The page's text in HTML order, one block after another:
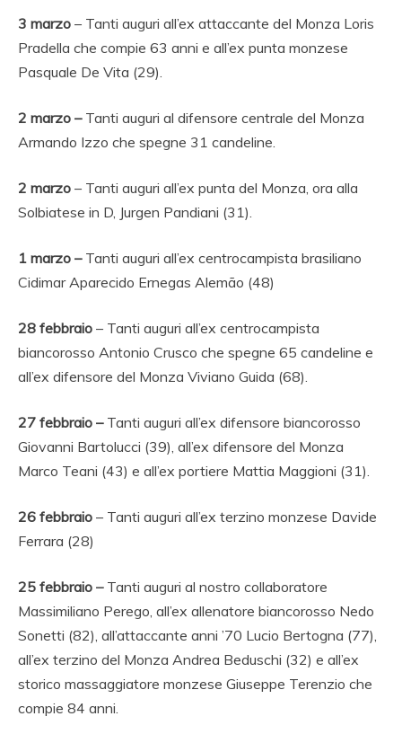
3 marzo – Tanti auguri all’ex attaccante del Monza Loris
Pradella che compie 63 anni e all’ex punta monzese
Pasquale De Vita (29).
2 marzo –Tanti auguri al difensore centrale del Monza
Armando Izzo che spegne 31 candeline.
2 marzo – Tanti auguri all’ex punta del Monza, ora alla
Solbiatese in D, Jurgen Pandiani (31).
1 marzo –Tanti auguri all’ex centrocampista brasiliano
Cidimar Aparecido Ernegas Alemão (48)
28 febbraio – Tanti auguri all’ex centrocampista
biancorosso Antonio Crusco che spegne 65 candeline e
all’ex difensore del Monza Viviano Guida (68).
27 febbraio – Tanti auguri all’ex difensore biancorosso
Giovanni Bartolucci (39), all’ex difensore del Monza
Marco Teani (43) e all’ex portiere Mattia Maggioni (31).
26 febbraio – Tanti auguri all’ex terzino monzese Davide
Ferrara (28)
25 febbraio – Tanti auguri al nostro collaboratore
Massimiliano Perego, all’ex allenatore biancorosso Nedo
Sonetti (82), all’attaccante anni ’70 Lucio Bertogna (77),
all’ex terzino del Monza Andrea Beduschi (32) e all’ex
storico massaggiatore monzese Giuseppe Terenzio che
compie 84 anni.